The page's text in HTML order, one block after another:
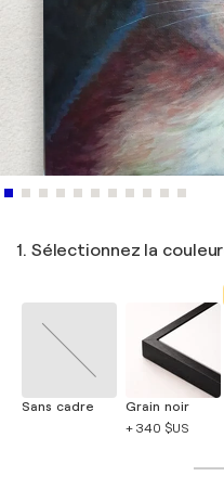
1. Sélectionnez la couleur
Sans cadre
Grain noir
+ 340 $US